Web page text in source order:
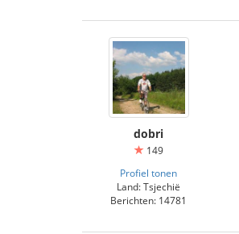
dobri
149
Profiel tonen
Land: Tsjechië
Berichten: 14781